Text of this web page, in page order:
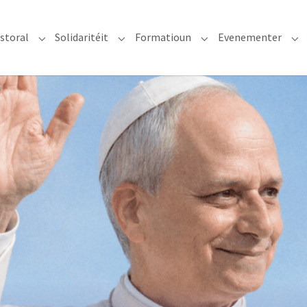
Submenu for "Glawen & Pastoral"
Solidaritéit Submenu for "Solidaritéit"
Formatioun Submenu for
Evenementer